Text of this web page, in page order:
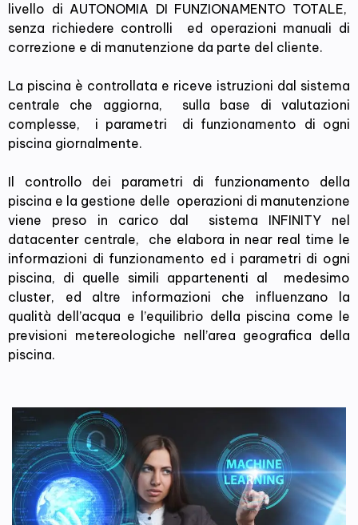
livello di AUTONOMIA DI FUNZIONAMENTO TOTALE,
senza richiedere controlli ed operazioni manuali di
correzione e di manutenzione da parte del cliente.
La piscina è controllata e riceve istruzioni dal sistema
centrale che aggiorna, sulla base di valutazioni
complesse, i parametri di funzionamento di ogni
piscina giornalmente.
Il controllo dei parametri di funzionamento della
piscina e la gestione delle operazioni di manutenzione
viene preso in carico dal sistema INFINITY nel
datacenter centrale, che elabora in near real time le
informazioni di funzionamento ed i parametri di ogni
piscina, di quelle simili appartenenti al medesimo
cluster, ed altre informazioni che influenzano la
qualità dell’acqua e l’equilibrio della piscina come le
previsioni metereologiche nell’area geografica della
piscina.